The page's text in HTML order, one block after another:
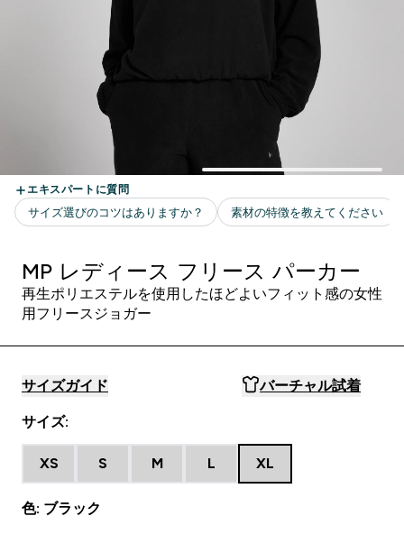
MP レディース フリース パーカー
再生ポリエステルを使用したほどよいフィット感の女性
用フリースジョガー
サイズガイド バーチャル試着
サイズ:
XS S M L XL
色: ブラック